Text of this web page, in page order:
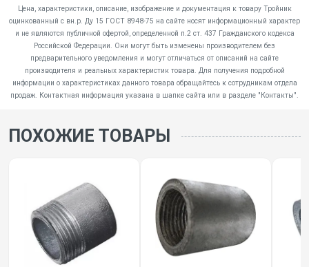
Цена, характеристики, описание, изображение и документация к товару Тройник
оцинкованный с вн.р. Ду 15 ГОСТ 8948-75 на сайте носят информационный характер
и не являются публичной офертой, определенной п.2 ст. 437 Гражданского кодекса
Российской Федерации. Они могут быть изменены производителем без
предварительного уведомления и могут отличаться от описаний на сайте
производителя и реальных характеристик товара. Для получения подробной
информации о характеристиках данного товара обращайтесь к сотрудникам отдела
продаж. Контактная информация указана в шапке сайта или в разделе "Контакты".
ПОХОЖИЕ ТОВАРЫ